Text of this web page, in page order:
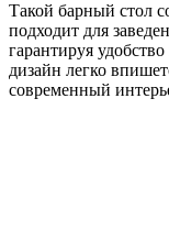
Такой барный стол
подходит для
гарантируя
дизайн легко
современный